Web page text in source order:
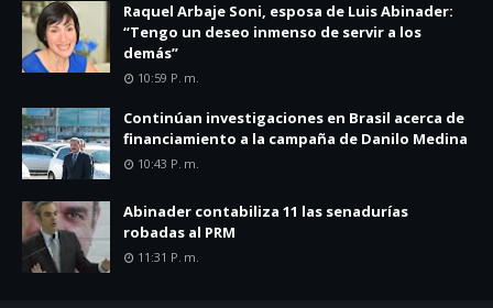
Raquel Arbaje Soni, esposa de Luis Abinader:
“Tengo un deseo inmenso de servir a los
demás”
10:59 P. M.
Continúan investigaciones en Brasil acerca de
financiamiento a la campaña de Danilo Medina
10:43 P. M.
Abinader contabiliza 11 las senadurías
robadas al PRM
11:31 P. M.